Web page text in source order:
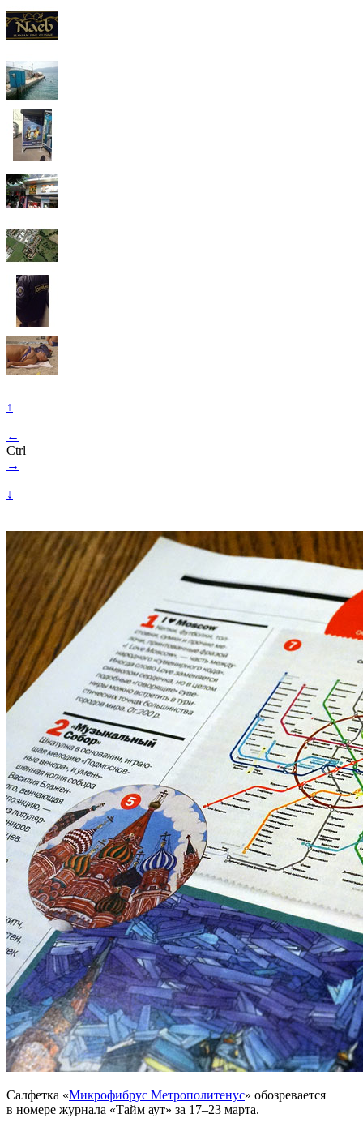
↑
←
Ctrl
→
↓
Салфетка «Микрофибрус Метрополитенус» обозревается
в номере журнала «Тайм аут» за 17–23 марта.